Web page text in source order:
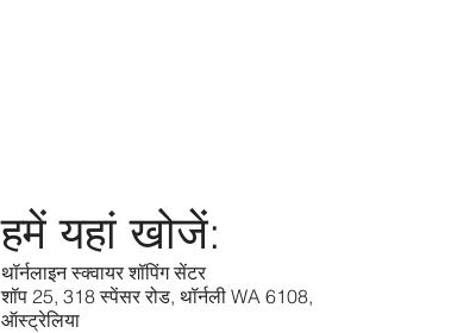
हमें यहां खोजें:
थॉर्नलाइन स्क्वायर शॉपिंग सेंटर
शॉप 25, 318 स्पेंसर रोड, थॉर्नली WA 6108,
ऑस्ट्रेलिया